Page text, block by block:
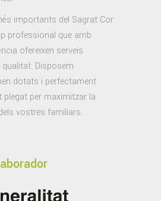
importants del Sagrat Cor
professional que amb
ofereixen serveis
Disposem
dotats i perfectament
per maximitzar la
vostres familiars.